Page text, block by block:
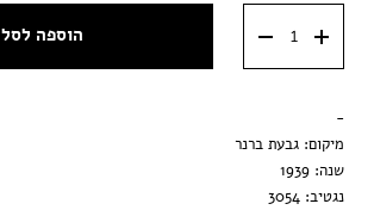
50x70 ס״מ
מסגרת וונגה
הדפסה בלבד
הוספה לסל
-
מיקום: גבעת ברנר
שנה: 1939
נגטיב: 3054